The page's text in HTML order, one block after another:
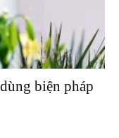
biện pháp